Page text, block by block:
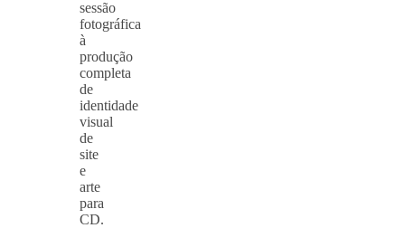
sessão
fotográfica
à
produção
completa
de
identidade
visual
de
site
e
arte
para
CD.